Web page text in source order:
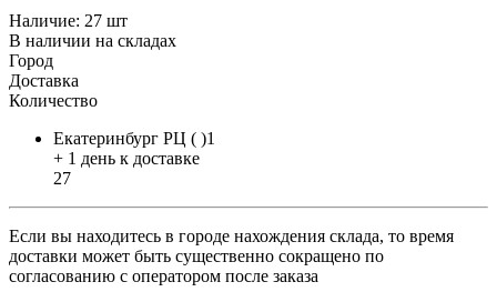
Наличие: 27 шт
В наличии на складах
Город
Доставка
Количество
Екатеринбург РЦ ( )1
+ 1 день к доставке
27
Если вы находитесь в городе нахождения склада, то время
доставки может быть существенно сокращено по
согласованию с оператором после заказа